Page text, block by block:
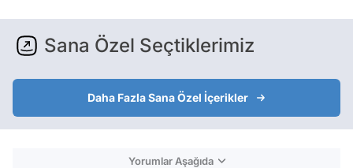
Sana Özel Seçtiklerimiz
Daha Fazla Sana Özel İçerikler
Yorumlar Aşağıda